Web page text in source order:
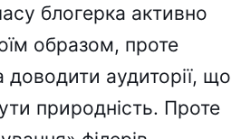
блогерка активно
образом, проте
аудиторії, що
природність. Проте